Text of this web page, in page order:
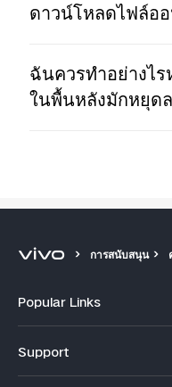
ดาวน์โหลดไฟล์อ
ฉันควรทำอย่างไ
ในพื้นหลังมักหยุด
การสนับสนุน
Popular Links
X300 Pro
Support